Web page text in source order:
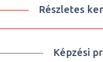
Részletes
Képzési